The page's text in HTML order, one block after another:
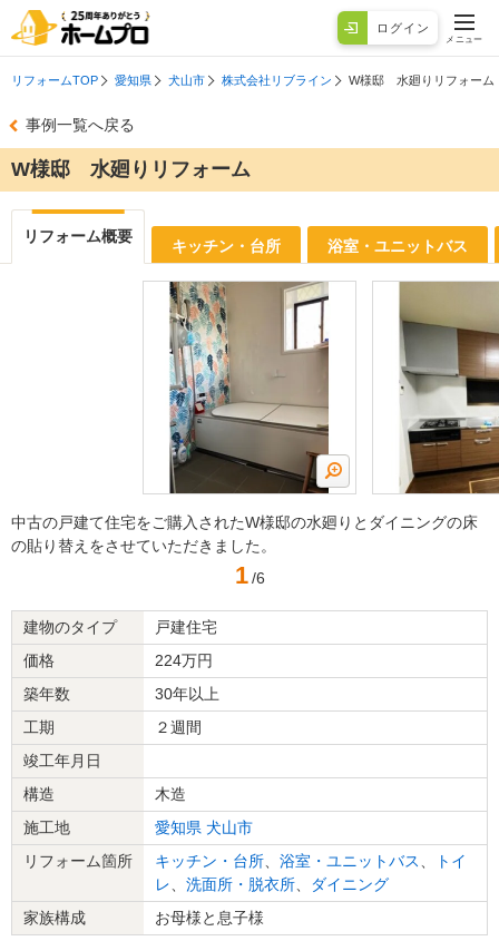
ログイン
メニュー
リフォームTOP 愛知県 犬山市 株式会社リブライン W様邸 水廻りリフォーム
事例一覧へ戻る
W様邸 水廻りリフォーム
リフォーム概要
キッチン・台所 浴室・ユニットバス
中古の戸建て住宅をご購入されたW様邸の水廻りとダイニングの床
の貼り替えをさせていただきました。
1 /6
建物のタイプ
戸建住宅
価格
224万円
築年数
30年以上
工期
２週間
竣工年月日
構造
木造
施工地
愛知県 犬山市
リフォーム箇所
キッチン・台所 浴室・ユニットバス
トイ
レ
洗面所・脱衣所
ダイニング
家族構成
お母様と息子様